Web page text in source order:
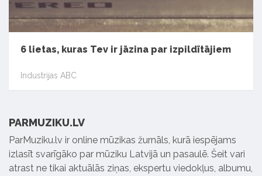
6 lietas, kuras Tev ir jāzina par izpildītājiem
Industrijas ABC
PARMUZIKU.LV
ParMuziku.lv ir online mūzikas žurnāls, kurā iespējams
izlasīt svarīgāko par mūziku Latvijā un pasaulē. Šeit vari
atrast ne tikai aktuālās ziņas, ekspertu viedokļus, albumu,